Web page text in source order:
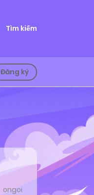
Tìm kiếm
Đăng ký
ongoi